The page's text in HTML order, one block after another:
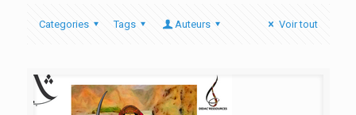
Categories Tags Auteurs Voir tout